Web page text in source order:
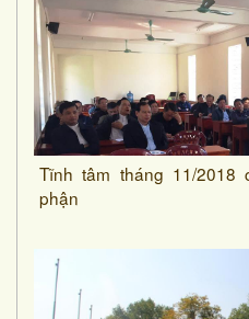
Tĩnh tâm tháng 11/2018
phận